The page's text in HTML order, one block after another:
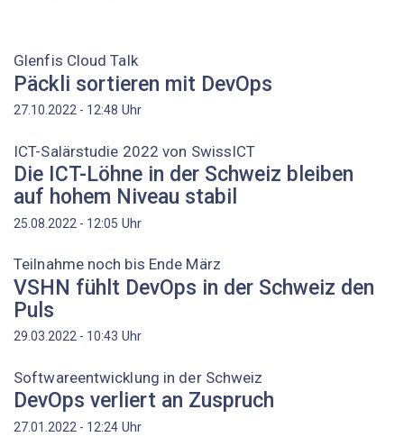
Glenfis Cloud Talk
Päckli sortieren mit DevOps
27.10.2022 - 12:48 Uhr
ICT-Salärstudie 2022 von SwissICT
Die ICT-Löhne in der Schweiz bleiben
auf hohem Niveau stabil
25.08.2022 - 12:05 Uhr
Teilnahme noch bis Ende März
VSHN fühlt DevOps in der Schweiz den
Puls
29.03.2022 - 10:43 Uhr
Softwareentwicklung in der Schweiz
DevOps verliert an Zuspruch
27.01.2022 - 12:24 Uhr